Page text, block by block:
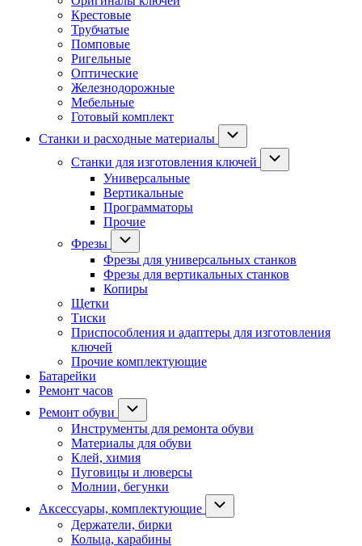
Крестовые
Трубчатые
Помповые
Ригельные
Оптические
Железнодорожные
Мебельные
Готовый комплект
Станки и расходные материалы
Станки для изготовления ключей
Универсальные
Вертикальные
Программаторы
Прочие
Фрезы
Фрезы для универсальных станков
Фрезы для вертикальных станков
Копиры
Щетки
Тиски
Приспособления и адаптеры для изготовления
ключей
Прочие комплектующие
Батарейки
Ремонт часов
Ремонт обуви
Инструменты для ремонта обуви
Материалы для обуви
Клей, химия
Пуговицы и люверсы
Молнии, бегунки
Аксессуары, комплектующие
Держатели, бирки
Кольца, карабины